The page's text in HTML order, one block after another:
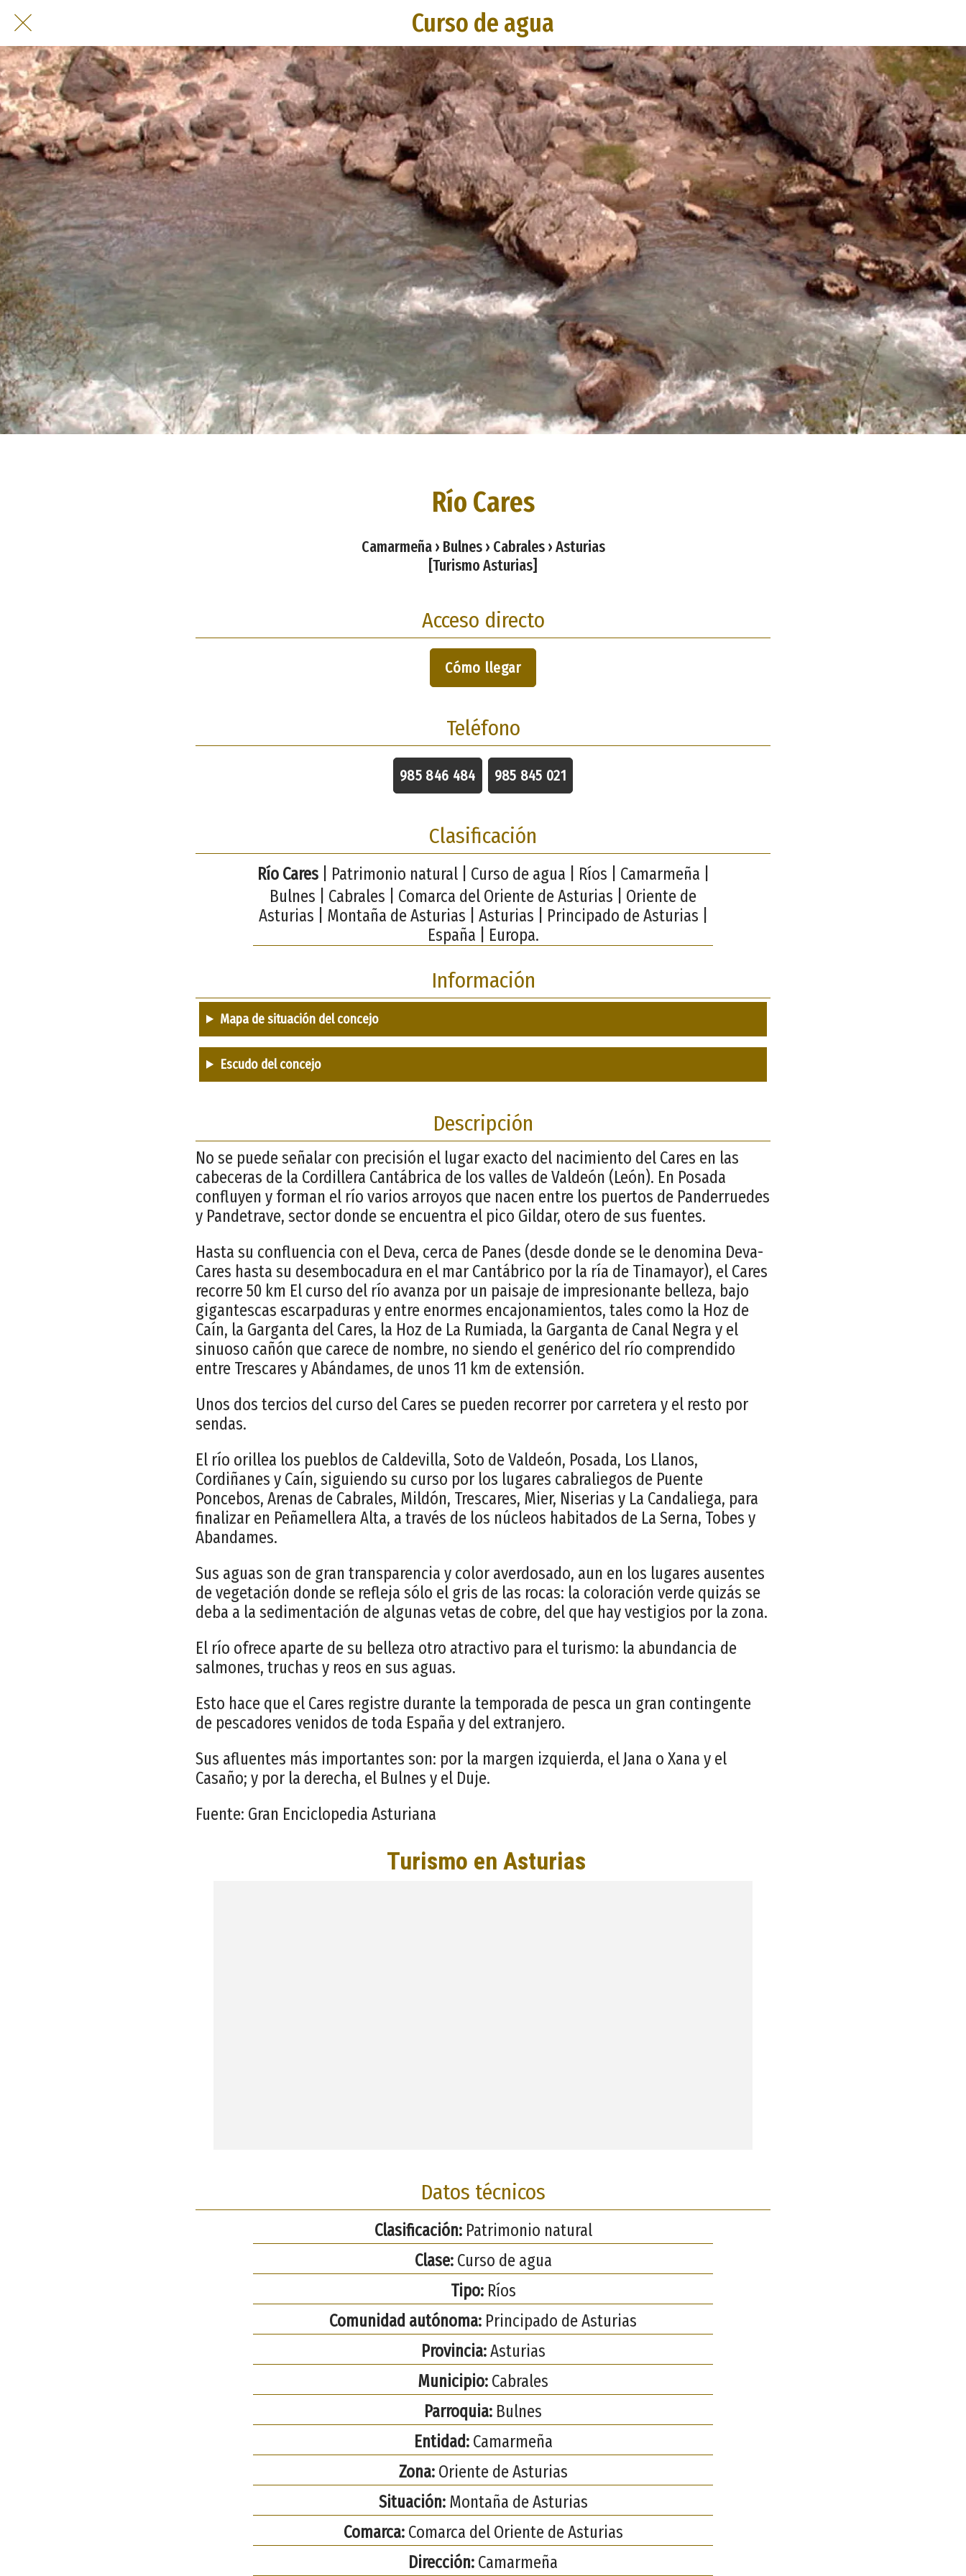
Curso de agua
Río Cares
Camarmeña › Bulnes › Cabrales › Asturias
[Turismo Asturias]
Acceso directo
Cómo llegar
Teléfono
985 846 484 985 845 021
Clasificación
Río Cares| Patrimonio natural | Curso de agua | Ríos | Camarmeña |
Bulnes | Cabrales | Comarca del Oriente de Asturias | Oriente de
Asturias | Montaña de Asturias | Asturias | Principado de Asturias |
España | Europa.
Información
Mapa de situación del concejo
Escudo del concejo
Descripción
No se puede señalar con precisión el lugar exacto del nacimiento del Cares en las
cabeceras de la Cordillera Cantábrica de los valles de Valdeón (León). En Posada
confluyen y forman el río varios arroyos que nacen entre los puertos de Panderruedes
y Pandetrave, sector donde se encuentra el pico Gildar, otero de sus fuentes.
Hasta su confluencia con el Deva, cerca de Panes (desde donde se le denomina Deva-
Cares hasta su desembocadura en el mar Cantábrico por la ría de Tinamayor), el Cares
recorre 50 km El curso del río avanza por un paisaje de impresionante belleza, bajo
gigantescas escarpaduras y entre enormes encajonamientos, tales como la Hoz de
Caín, la Garganta del Cares, la Hoz de La Rumiada, la Garganta de Canal Negra y el
sinuoso cañón que carece de nombre, no siendo el genérico del río comprendido
entre Trescares y Abándames, de unos 11 km de extensión.
Unos dos tercios del curso del Cares se pueden recorrer por carretera y el resto por
sendas.
El río orillea los pueblos de Caldevilla, Soto de Valdeón, Posada, Los Llanos,
Cordiñanes y Caín, siguiendo su curso por los lugares cabraliegos de Puente
Poncebos, Arenas de Cabrales, Mildón, Trescares, Mier, Niserias y La Candaliega, para
finalizar en Peñamellera Alta, a través de los núcleos habitados de La Serna, Tobes y
Abandames.
Sus aguas son de gran transparencia y color averdosado, aun en los lugares ausentes
de vegetación donde se refleja sólo el gris de las rocas: la coloración verde quizás se
deba a la sedimentación de algunas vetas de cobre, del que hay vestigios por la zona.
El río ofrece aparte de su belleza otro atractivo para el turismo: la abundancia de
salmones, truchas y reos en sus aguas.
Esto hace que el Cares registre durante la temporada de pesca un gran contingente
de pescadores venidos de toda España y del extranjero.
Sus afluentes más importantes son: por la margen izquierda, el Jana o Xana y el
Casaño; y por la derecha, el Bulnes y el Duje.
Fuente: Gran Enciclopedia Asturiana
Datos técnicos
Clasificación:Patrimonio natural
Clase:Curso de agua
Tipo:Ríos
Comunidad autónoma: Principado de Asturias
Provincia:Asturias
Municipio: Cabrales
Parroquia: Bulnes
Entidad:Camarmeña
Zona:Oriente de Asturias
Situación:Montaña de Asturias
Comarca:Comarca del Oriente de Asturias
Dirección: Camarmeña